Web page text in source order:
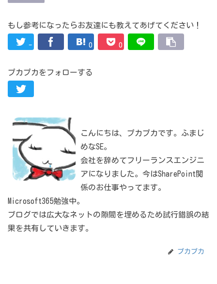
もし参考になったらお友達にも教えてあげてください！
- 0 0
プカプカをフォローする
こんにちは、プカプカです。ふまじ
めなSE。
会社を辞めてフリーランスエンジニ
アになりました。今はSharePoint関
係のお仕事やってます。
Microsoft365勉強中。
ブログでは広大なネットの隙間を埋めるため試行錯誤の結
果を共有していきます。
プカプカ